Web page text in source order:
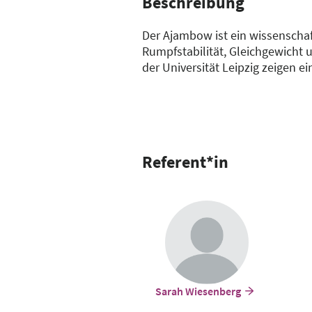
Der Ajambow ist ein
Rumpfstabilität, Gleichgewicht
der Universität Leipzig zeigen
Trainingscharakter entsteht
Freude aktiv bleiben. Der §20-
Referent*in
Sarah Wiesenberg